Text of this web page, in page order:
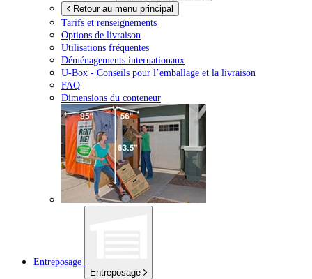
Retour au menu principal
Tarifs et renseignements
Options de livraison
Utilisations fréquentes
Déménagements internationaux
U-Box - Conseils pour l’emballage et la livraison
FAQ
Dimensions du conteneur
Entreposage
Entreposage